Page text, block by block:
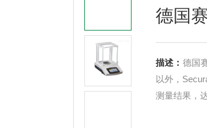
德国
描述： 德国
以外，
测量结果，